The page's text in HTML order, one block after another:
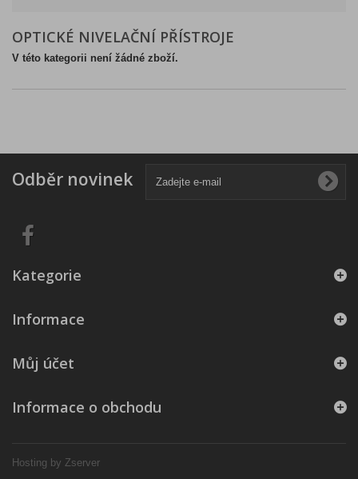
OPTICKÉ NIVELAČNÍ PŘÍSTROJE
V této kategorii není žádné zboží.
Odběr novinek
Kategorie
Informace
Hosting by Zserver
Můj účet
Informace o obchodu